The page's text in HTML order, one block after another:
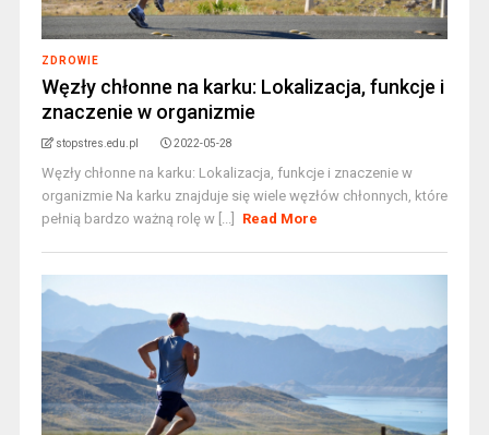
ZDROWIE
Węzły chłonne na karku: Lokalizacja, funkcje i
znaczenie w organizmie
stopstres.edu.pl 2022-05-28
Węzły chłonne na karku: Lokalizacja, funkcje i znaczenie w
organizmie Na karku znajduje się wiele węzłów chłonnych, które
pełnią bardzo ważną rolę w [...]
Read More